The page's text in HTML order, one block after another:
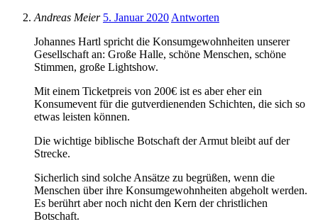
Andreas Meier 5. Januar 2020 Antworten
Johannes Hartl spricht die Konsumgewohnheiten unserer
Gesellschaft an: Große Halle, schöne Menschen, schöne
Stimmen, große Lightshow.
Mit einem Ticketpreis von 200€ ist es aber eher ein
Konsumevent für die gutverdienenden Schichten, die sich so
etwas leisten können.
Die wichtige biblische Botschaft der Armut bleibt auf der
Strecke.
Sicherlich sind solche Ansätze zu begrüßen, wenn die
Menschen über ihre Konsumgewohnheiten abgeholt werden.
Es berührt aber noch nicht den Kern der christlichen
Botschaft.